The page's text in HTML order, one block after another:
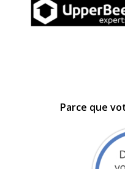
Parce que